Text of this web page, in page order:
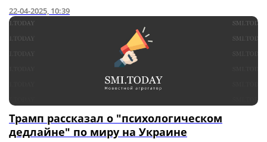
22-04-2025, 10:39
Трамп рассказал о "психологическом
дедлайне" по миру на Украине